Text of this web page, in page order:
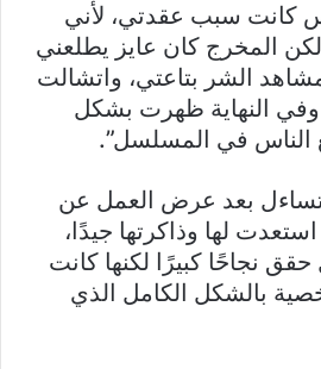
كانت سبب عقدتي، لأني
المخرج كان عايز يطلعني
الشر بتاعتي، واتشالت
وفي النهاية ظهرت بشكل
في المسلسل”.
بعد عرض العمل عن
لها وذاكرتها جيدًا،
نجاحًا كبيرًا لكنها كانت
بالشكل الكامل الذي